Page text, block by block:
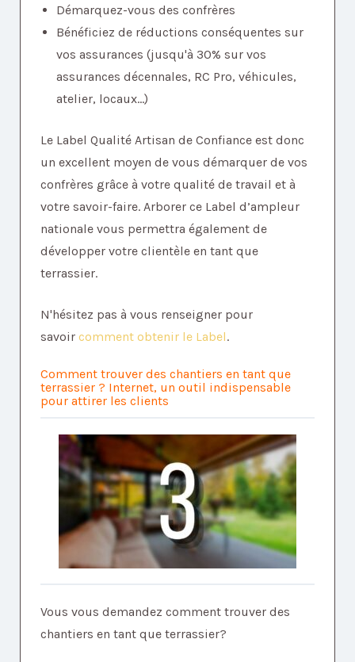
Démarquez-vous des confrères
Bénéficiez de réductions conséquentes sur
vos assurances (jusqu'à 30% sur vos
assurances décennales, RC Pro, véhicules,
atelier, locaux...)
Le Label Qualité Artisan de Confiance est donc
un excellent moyen de vous démarquer de vos
confrères grâce à votre qualité de travail et à
votre savoir-faire. Arborer ce Label d’ampleur
nationale vous permettra également de
développer votre clientèle en tant que
terrassier.
N'hésitez pas à vous renseigner pour
savoir comment obtenir le Label.
Comment trouver des chantiers en tant que
terrassier ? Internet, un outil indispensable
pour attirer les clients
Vous vous demandez comment trouver des
chantiers en tant que terrassier?